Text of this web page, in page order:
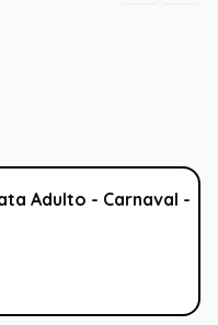
Adulto - Carnaval -